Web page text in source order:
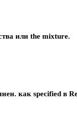
или the mixture.
как specified в